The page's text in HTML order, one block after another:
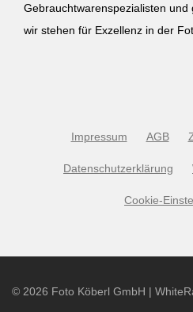
Gebrauchtwarenspezialisten
wir stehen für Exzellenz in der
Impressum AGB
Datenschutzerklärung
Cookie-
© 2026 Foto Köberl GmbH |